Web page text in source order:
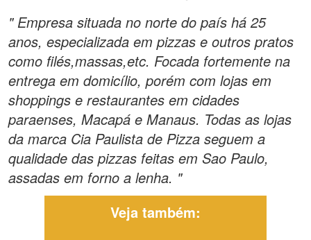
" Empresa situada no norte do país há 25
anos, especializada em pizzas e outros pratos
como filés,massas,etc. Focada fortemente na
entrega em domicílio, porém com lojas em
shoppings e restaurantes em cidades
paraenses, Macapá e Manaus. Todas as lojas
da marca Cia Paulista de Pizza seguem a
qualidade das pizzas feitas em Sao Paulo,
assadas em forno a lenha. "
Veja também: